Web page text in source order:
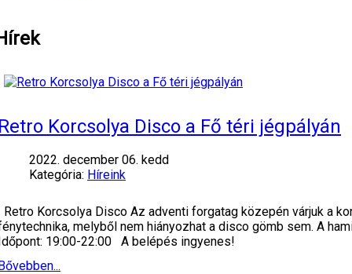
Korcsolya Disco a Fő téri jégpályán
2022. december 06. kedd
Kategória: Híreink
Korcsolya Disco Az adventi forgatag közepén várjuk a
melyből nem hiányozhat a disco gömb sem. A
19:00-22:00 A belépés ingyenes!